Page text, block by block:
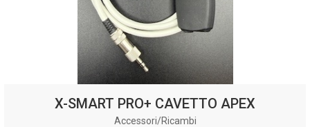
X-SMART PRO+ CAVETTO APEX
Accessori/Ricambi